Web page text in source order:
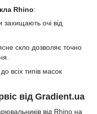
Rhino:
захищають очі від
скло дозволяє точно
всіх типів масок
від Gradient.ua
від Rhino на